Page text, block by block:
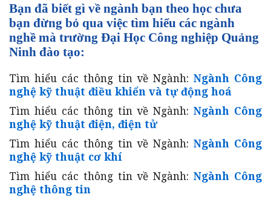
Bạn đã biết gì về ngành bạn theo học chưa
bạn đừng bỏ qua việc tìm hiểu các ngành
nghề mà trường Đại Học Công nghiệp Quảng
Ninh đào tạo:
Tìm hiểu các thông tin về Ngành:Ngành Công
nghệ kỹ thuật điều khiển và tự động hoá
Tìm hiểu các thông tin về Ngành:Ngành Công
nghệ kỹ thuật điện, điện tử
Tìm hiểu các thông tin về Ngành:Ngành Công
nghệ kỹ thuật cơ khí
Tìm hiểu các thông tin về Ngành:Ngành Công
nghệ thông tin